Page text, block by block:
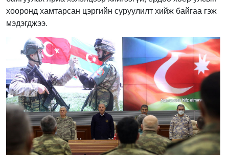
хооронд хамтарсан цэргийн суруулилт хийж байгаа гэж
мэдэгджээ.